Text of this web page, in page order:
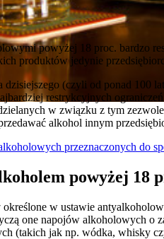
powyżej 18 proc. bardzo
produktów jedynie
(czyli od ponad 100
restrykcyjnych
w związku z tym
alkohol innym
przeznaczonych do
powyżej 18
określone w ustawie
one napojów alkoholowych o
(takich jak np. wódka, whisky